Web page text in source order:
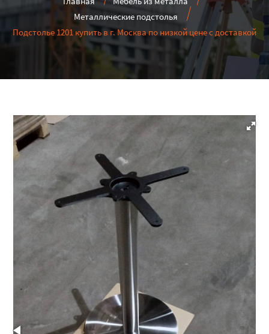
Металлические подстолья
Подстолье 1201 купить в г. Москва по низкой цене с доставкой